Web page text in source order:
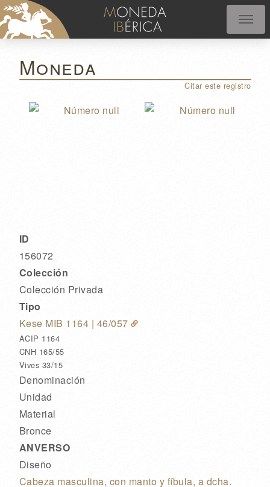
Moneda
Citar este registro
ID
156072
Colección
Colección Privada
Tipo
Kese MIB 1164 | 46/057
ACIP 1164
CNH 165/55
Vives 33/15
Denominación
Unidad
Material
Bronce
ANVERSO
Diseño
Cabeza masculina, con manto y fíbula, a dcha.